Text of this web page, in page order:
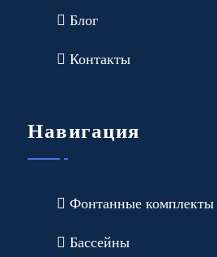
Блог
Контакты
Навигация
Фонтанные комплекты
Бассейны